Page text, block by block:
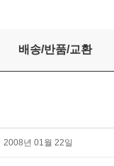
Box.3 (4disc)
배송/반품/교환
2008년 01월 22일